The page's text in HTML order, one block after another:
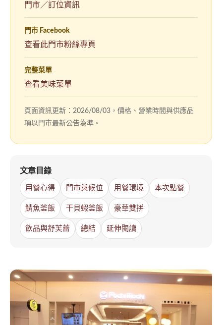
門市／訂位資訊
門市 Facebook
查看此門市粉絲專頁
開
完整菜單
查看美味菜單
頁面資訊更新：2026/08/03，價格、營業時間與供應品
項以門市最新公告為準。
文章目錄
用餐心得 門市與候位 用餐環境 本次點餐
鯖魚釜飯 干貝蝦釜飯 豪華雙拼
飲品與舒芙蕾 總結 延伸閱讀